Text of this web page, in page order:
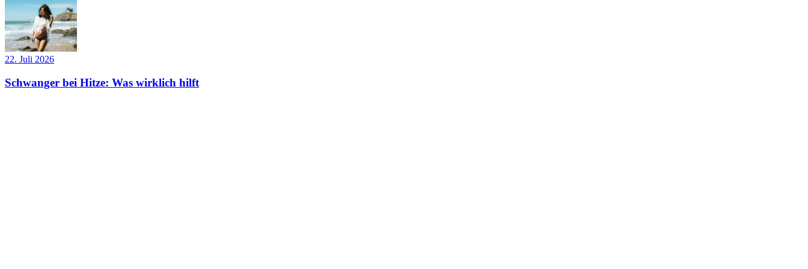
22. Juli 2026
Schwanger bei Hitze: Was wirklich hilft